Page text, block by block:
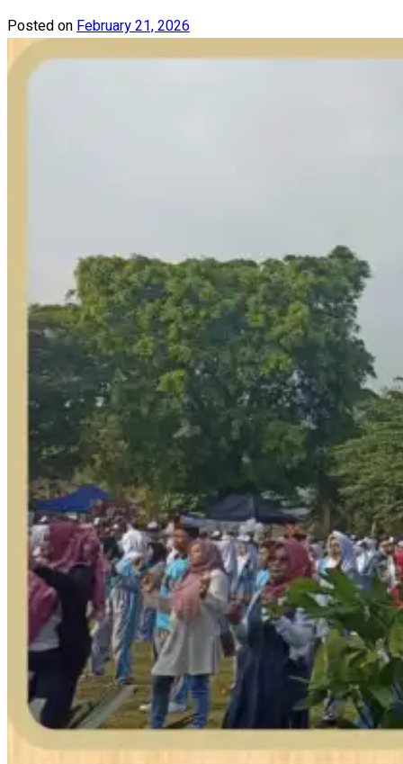
Posted on February 21, 2026